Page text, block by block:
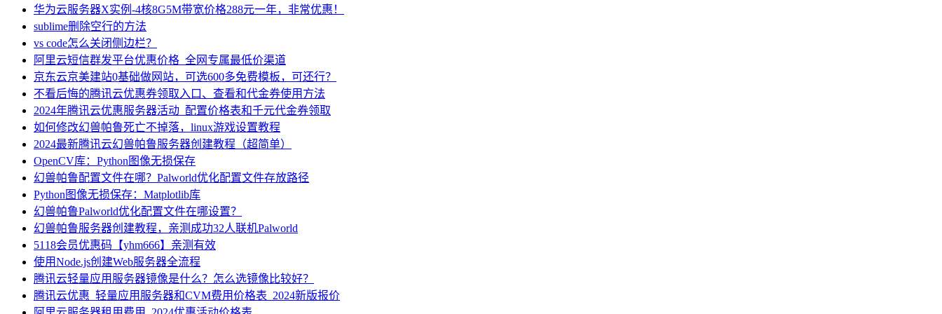
华为云服务器X实例-4核8G5M带宽价格288元一年，非常优惠！
sublime删除空行的方法
vs code怎么关闭侧边栏？
阿里云短信群发平台优惠价格_全网专属最低价渠道
京东云京美建站0基础做网站，可选600多免费模板，可还行？
不看后悔的腾讯云优惠券领取入口、查看和代金券使用方法
2024年腾讯云优惠服务器活动_配置价格表和千元代金券领取
如何修改幻兽帕鲁死亡不掉落，linux游戏设置教程
2024最新腾讯云幻兽帕鲁服务器创建教程（超简单）
OpenCV库：Python图像无损保存
幻兽帕鲁配置文件在哪？Palworld优化配置文件存放路径
Python图像无损保存：Matplotlib库
幻兽帕鲁Palworld优化配置文件在哪设置？
幻兽帕鲁服务器创建教程，亲测成功32人联机Palworld
5118会员优惠码【yhm666】亲测有效
使用Node.js创建Web服务器全流程
腾讯云轻量应用服务器镜像是什么？怎么选镜像比较好？
腾讯云优惠_轻量应用服务器和CVM费用价格表_2024新版报价